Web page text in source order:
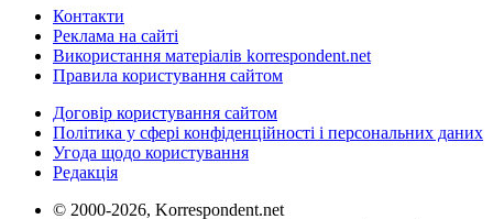
Контакти
Реклама на сайті
Використання матеріалів korrespondent.net
Правила користування сайтом
Договір користування сайтом
Політика у сфері конфіденційності і персональних даних
Угода щодо користування
Редакція
© 2000-2026, Korrespondent.net